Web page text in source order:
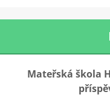
Mateřská škola